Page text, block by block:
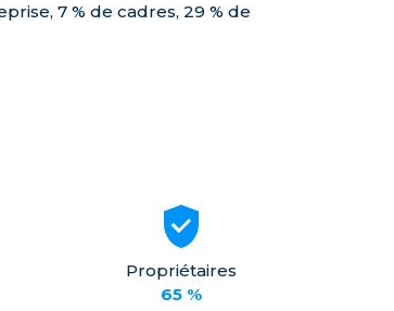
7 % de cadres, 29 % de
Propriétaires
65 %